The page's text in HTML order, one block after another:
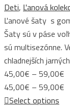
Deti, Ľanová
Ľanové šaty s
Šaty sú v páse
sú multisezónne.
chladnejších
45,00€ – 59,00€
45,00€ – 59,00€
Select options